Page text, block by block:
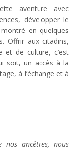
aventure avec
développer le
en quelques
Offrir aux citadins,
et de culture, c’est
soit, un accès à la
à l’échange et à
ancêtres, nous